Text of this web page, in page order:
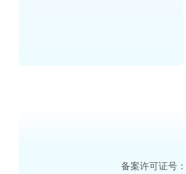
备案许可证号：